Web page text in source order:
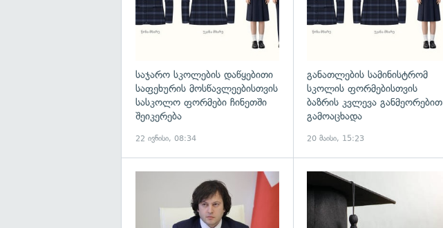
საჯარო სკოლების დაწყებითი
საფეხურის მოსწავლეებისთვის
სასკოლო ფორმები ჩინეთში
შეიკერება
22 ივნისი, 08:34
განათლების სამინისტრომ
სკოლის ფორმებისთვის
ბაზრის კვლევა განმეორებით
გამოაცხადა
20 მაისი, 15:23